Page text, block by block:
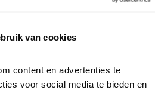
van cookies
content en advertenties te
voor social media te bieden en